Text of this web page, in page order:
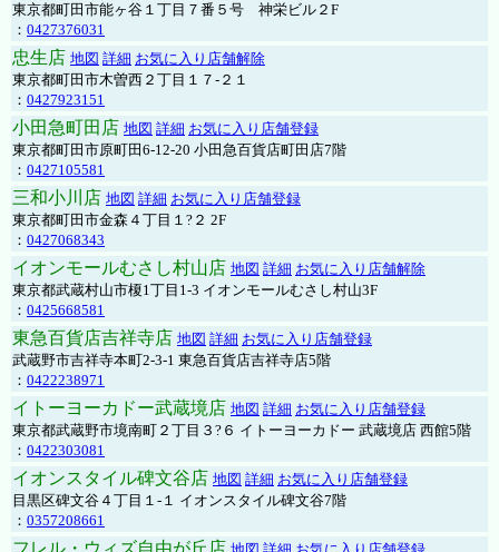
東京都町田市能ヶ谷１丁目７番５号 神栄ビル２F
： 0427376031
忠生店 地図 詳細 お気に入り店舗解除
東京都町田市木曽西２丁目１７-２１
： 0427923151
小田急町田店 地図 詳細 お気に入り店舗登録
東京都町田市原町田6-12-20 小田急百貨店町田店7階
： 0427105581
三和小川店 地図 詳細 お気に入り店舗登録
東京都町田市金森４丁目１?２ 2F
： 0427068343
イオンモールむさし村山店 地図 詳細 お気に入り店舗解除
東京都武蔵村山市榎1丁目1-3 イオンモールむさし村山3F
： 0425668581
東急百貨店吉祥寺店 地図 詳細 お気に入り店舗登録
武蔵野市吉祥寺本町2-3-1 東急百貨店吉祥寺店5階
： 0422238971
イトーヨーカドー武蔵境店 地図 詳細 お気に入り店舗登録
東京都武蔵野市境南町２丁目３?６ イトーヨーカドー 武蔵境店 西館5階
： 0422303081
イオンスタイル碑文谷店 地図 詳細 お気に入り店舗登録
目黒区碑文谷４丁目１-１ イオンスタイル碑文谷7階
： 0357208661
フレル・ウィズ自由が丘店